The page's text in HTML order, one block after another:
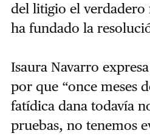
del litigio el verdadero
ha fundado la
Isaura Navarro
por que “once meses
fatídica dana todavía
pruebas, no tenemos